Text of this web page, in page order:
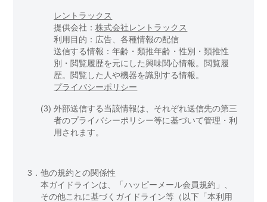
レントラックス
提供会社：株式会社レントラックス
利用目的：広告、各種情報の配信
送信する情報：年齢・類推年齢・性別・類推性
別・閲覧履歴を元にした興味関心情報。閲覧履
歴。閲覧した人や機器を識別する情報。
プライバシーポリシー
(3)外部送信する当該情報は、それぞれ送信先の第三
者のプライバシーポリシー等に基づいて管理・利
用されます。
3．他の規約との関係性
本ガイドラインは、「ハッピーメール会員規約」、
その他これに基づくガイドライン等（以下「本利用